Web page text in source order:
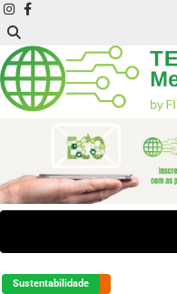
Skip
to
content
instagram
facebook
Sustentabilidade